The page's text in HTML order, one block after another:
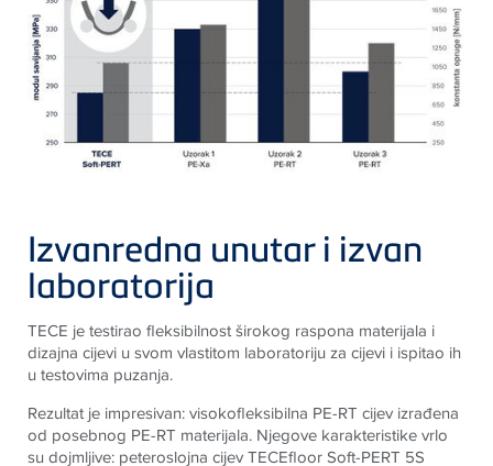
Izvanredna unutar i izvan
laboratorija
TECE je testirao fleksibilnost širokog raspona materijala i
dizajna cijevi u svom vlastitom laboratoriju za cijevi i ispitao ih
u testovima puzanja.
Rezultat je impresivan: visokofleksibilna PE-RT cijev izrađena
od posebnog PE-RT materijala. Njegove karakteristike vrlo
su dojmljive: peteroslojna cijevTECEfloor Soft-PERT 5S